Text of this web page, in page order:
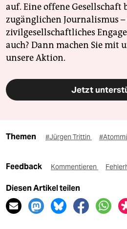
auf. Eine offene
zugänglichen Journalismus
zivilgesellschaftliches
auch? Dann machen Sie mit
unsere Aktion.
Jetzt
Themen #Jürgen Trittin
Feedback Kommentieren
Diesen Artikel teilen